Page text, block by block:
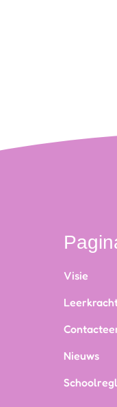
Visie
Nieuws